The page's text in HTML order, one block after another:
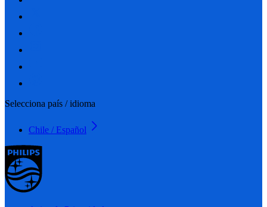
Selecciona país / idioma
Chile / Español